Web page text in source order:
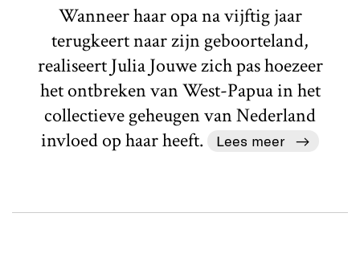
Wanneer haar opa na vijftig jaar
terugkeert naar zijn geboorteland,
realiseert Julia Jouwe zich pas hoezeer
het ontbreken van West-Papua in het
collectieve geheugen van Nederland
invloed op haar heeft.
Lees meer